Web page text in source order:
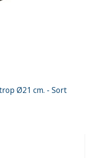
Ø21 cm. - Sort